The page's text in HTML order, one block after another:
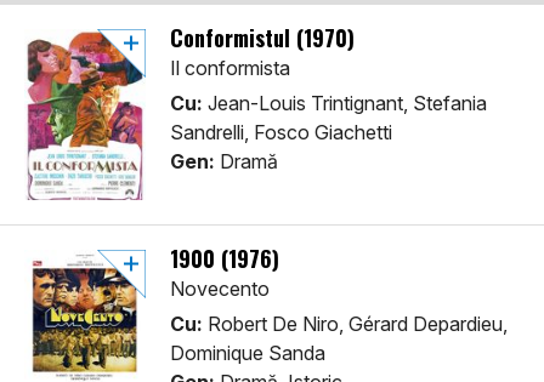
Conformistul (1970)
Il conformista
Cu: Jean-Louis Trintignant, Stefania
Sandrelli, Fosco Giachetti
Gen: Dramă
1900 (1976)
Novecento
Cu: Robert De Niro, Gérard Depardieu,
Dominique Sanda